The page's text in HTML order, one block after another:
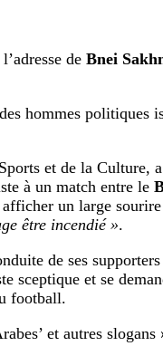
de Bnei
hommes politiques
et de la Culture,
à un match entre le
un large
être incendié ».
de ses
sceptique et se
football.
et autres slogans